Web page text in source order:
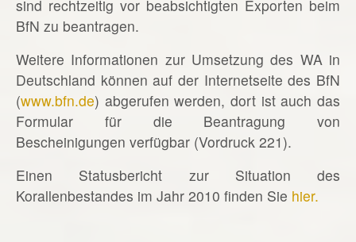
sind rechtzeitig vor beabsichtigten Exporten beim
BfN zu beantragen.
Weitere Informationen zur Umsetzung des WA in
Deutschland können auf der Internetseite des BfN
(www.bfn.de) abgerufen werden, dort ist auch das
Formular für die Beantragung von
Bescheinigungen verfügbar (Vordruck 221).
Einen Statusbericht zur Situation des
Korallenbestandes im Jahr 2010 finden Sie hier.